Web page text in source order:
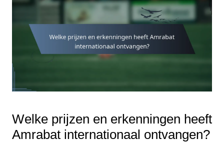
Welke prijzen en erkenningen heeft
Amrabat internationaal ontvangen?